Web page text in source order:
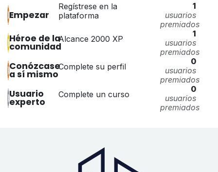
Empezar
Regístrese en la
plataforma
1
usuarios
premiados
Héroe de la
comunidad
Alcance 2000 XP
1
usuarios
premiados
Conózcase
a sí mismo
Complete su perfil
0
usuarios
premiados
Usuario
experto
Complete un curso
0
usuarios
premiados